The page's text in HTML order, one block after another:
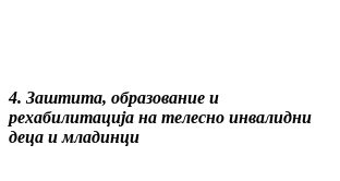
4. Заштита, образование и
рехабилитација на телесно инвалидни
деца и младинци